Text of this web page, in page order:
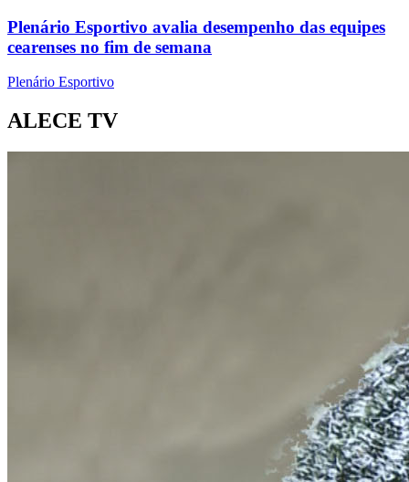
Plenário Esportivo avalia desempenho das equipes
cearenses no fim de semana
Plenário Esportivo
ALECE TV